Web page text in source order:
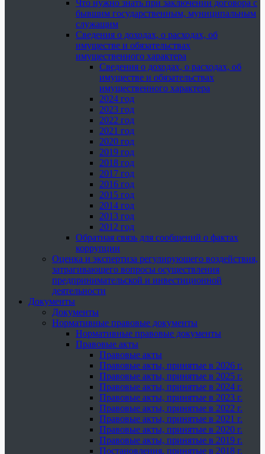
Что нужно знать при заключении договора с
бывшим государственным, муниципальным
служащим
Сведения о доходах, о расходах, об
имуществе и обязательствах
имущественного характера
Сведения о доходах, о расходах, об
имуществе и обязательствах
имущественного характера
2024 год
2023 год
2022 год
2021 год
2020 год
2019 год
2018 год
2017 год
2016 год
2015 год
2014 год
2013 год
2012 год
Обратная связь для сообщений о фактах
коррупции
Оценка и экспертиза регулирующего воздействия,
затрагивающего вопросы осуществления
предпринимательской и инвестиционной
деятельности
Документы
Документы
Нормативные правовые документы
Нормативные правовые документы
Правовые акты
Правовые акты
Правовые акты, принятые в 2026 г.
Правовые акты, принятые в 2025 г.
Правовые акты, принятые в 2024 г.
Правовые акты, принятые в 2023 г.
Правовые акты, принятые в 2022 г.
Правовые акты, принятые в 2021 г.
Правовые акты, принятые в 2020 г.
Правовые акты, принятые в 2019 г.
Постановления, принятые в 2018 г.